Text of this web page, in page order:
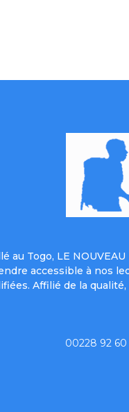
au Togo, LE
accessible à nos
Affilié de la
00228 92 60